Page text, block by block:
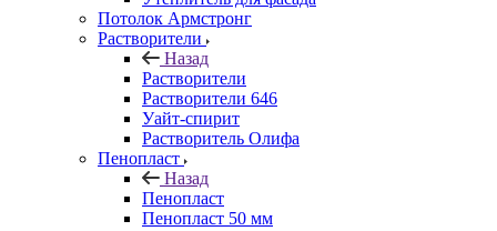
Потолок Армстронг
Растворители
Назад
Растворители
Растворители 646
Уайт-спирит
Растворитель Олифа
Пенопласт
Назад
Пенопласт
Пенопласт 50 мм